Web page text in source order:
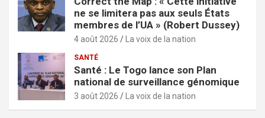
ne se limitera pas aux seuls États
membres de l’UA » (Robert Dussey)
4 août 2026 La voix de la nation
SANTÉ
Santé : Le Togo lance son Plan
national de surveillance génomique
3 août 2026 La voix de la nation